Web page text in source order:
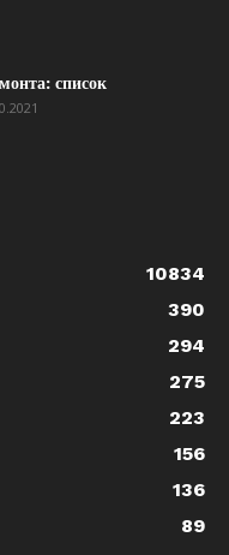
список
10834
390
294
275
223
156
136
89